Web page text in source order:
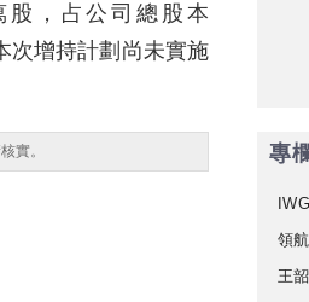
股，占公司總股本
次增持計劃尚未實施
實。 專
領
王